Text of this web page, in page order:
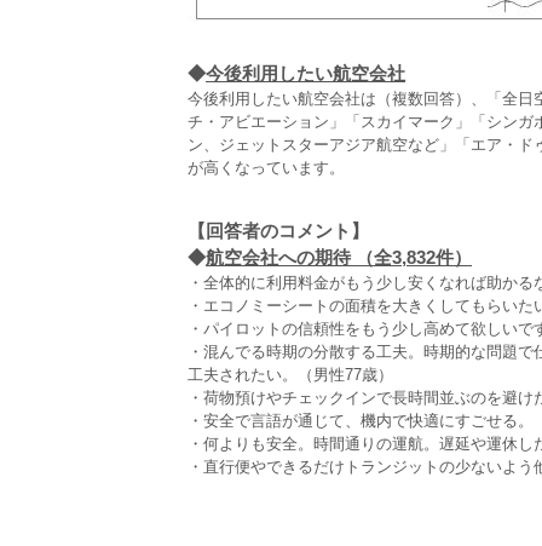
◆今後利用したい航空会社
今後利用したい航空会社は（複数回答）、「全
チ・アビエーション」「スカイマーク」「シン
ン、ジェットスターアジア航空など」「エア・
が高くなっています。
【回答者のコメント】
◆航空会社への期待 （全3,832件）
・全体的に利用料金がもう少し安くなれば助か
・エコノミーシートの面積を大きくしてもらいた
・パイロットの信頼性をもう少し高めて欲しいで
・混んでる時期の分散する工夫。時期的な問題
工夫されたい。（男性77歳）
・荷物預けやチェックインで長時間並ぶのを避け
・安全で言語が通じて、機内で快適にすごせる。
・何よりも安全。時間通りの運航。遅延や運休
・直行便やできるだけトランジットの少ないよ